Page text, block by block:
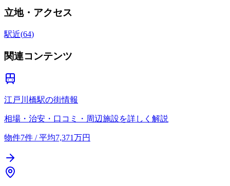
立地・アクセス
駅近(64)
関連コンテンツ
江戸川橋駅の街情報
相場・治安・口コミ・周辺施設を詳しく解説
物件7件 / 平均7,371万円